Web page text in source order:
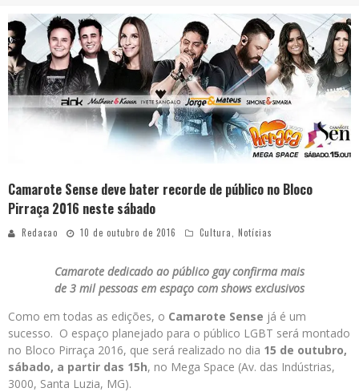
Após sair da KondZilla, DJ Danny Albuquerque inicia nova fase
Camarote Sense deve bater recorde de público no Bloco
Pirraça 2016 neste sábado
Redacao 10 de outubro de 2016 Cultura Notícias
Camarote dedicado ao público gay confirma mais
de 3 mil pessoas em espaço com shows exclusivos
Como em todas as edições, o Camarote Sense já é um
sucesso. O espaço planejado para o público LGBT será montado
no Bloco Pirraça 2016, que será realizado no dia 15 de outubro,
sábado, a partir das 15h, no Mega Space (Av. das Indústrias,
3000, Santa Luzia, MG).